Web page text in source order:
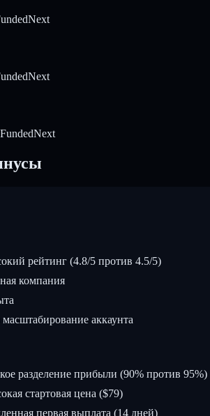
рейтинг (4.8/5 против 4.5/5)
компания
аккаунта
разделение прибыли (90% против 95%)
стартовая цена ($79)
первая выплата (14 дней)